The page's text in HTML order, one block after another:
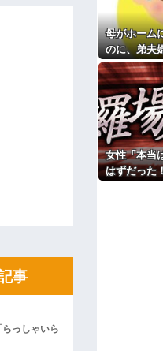
！」←これが流行らなかった理
職ｗｗｗｗｗｗｗｗｗ
さいますか？」ワイ喪主「直
重62kg→82kgにwwwwwwww
てるのか分かんない奴はモテな
土地も、財産はすべて私が継
った」 → 数年後、復讐のチャ
フィギュアがヤバすぎるｗｗ
が逆切れ。「何クラクション
...
こちらｗｗｗｗｗ(※画像あり)
左車線を制限速度で走った結果
母がホーム
のに、弟夫
いでと言っ
情け
女性「本当
はずだった
事
っしゃいら